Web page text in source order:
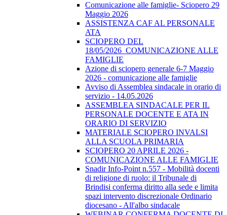
Comunicazione alle famiglie- Sciopero 29
Maggio 2026
ASSISTENZA CAF AL PERSONALE
ATA
SCIOPERO DEL
18/05/2026_COMUNICAZIONE ALLE
FAMIGLIE
Azione di sciopero generale 6-7 Maggio
2026 - comunicazione alle famiglie
Avviso di Assemblea sindacale in orario di
servizio - 14.05.2026
ASSEMBLEA SINDACALE PER IL
PERSONALE DOCENTE E ATA IN
ORARIO DI SERVIZIO
MATERIALE SCIOPERO INVALSI
ALLA SCUOLA PRIMARIA
SCIOPERO 20 APRILE 2026 -
COMUNICAZIONE ALLE FAMIGLIE
Snadir Info-Point n.557 - Mobilità docenti
di religione di ruolo: il Tribunale di
Brindisi conferma diritto alla sede e limita
spazi intervento discrezionale Ordinario
diocesano - All'albo sindacale